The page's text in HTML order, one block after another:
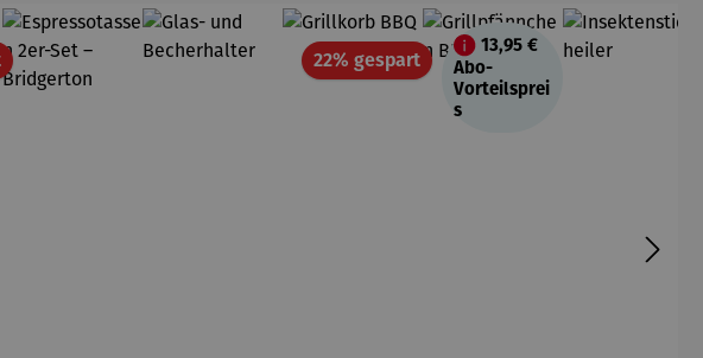
Rabatt 22% gespartRabatt
13,95 €
Abo-
Vorteilsprei
s